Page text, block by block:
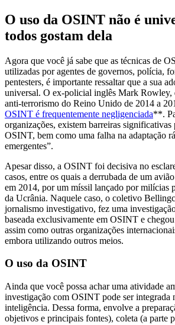
O uso da OSINT não é
todos gostam dela
Agora que você já sabe que as técnicas de
utilizadas por agentes de governos, polícia,
pentesters, é importante ressaltar que a sua
universal. O ex-policial inglês Mark Rowley,
anti-terrorismo do Reino Unido de 2014 a
OSINT é frequentemente negligenciada**.
organizações, existem barreiras significativas
OSINT, bem como uma falha na adaptação
emergentes”.
Apesar disso, a OSINT foi decisiva no
casos, entre os quais a derrubada de um
em 2014, por um míssil lançado por milícias
da Ucrânia. Naquele caso, o coletivo
jornalismo investigativo, fez uma
baseada exclusivamente em OSINT e
assim como outras organizações
embora utilizando outros meios.
O uso da OSINT
Ainda que você possa achar uma atividade
investigação com OSINT pode ser integrada
inteligência. Dessa forma, envolve a
objetivos e principais fontes), coleta (a parte